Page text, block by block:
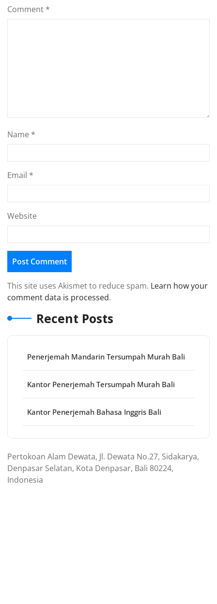
Comment *
Name *
Email *
Website
This site uses Akismet to reduce spam. Learn how your
comment data is processed.
Recent Posts
Penerjemah Mandarin Tersumpah Murah Bali
Kantor Penerjemah Tersumpah Murah Bali
Kantor Penerjemah Bahasa Inggris Bali
Pertokoan Alam Dewata, Jl. Dewata No.27, Sidakarya,
Denpasar Selatan, Kota Denpasar, Bali 80224,
Indonesia